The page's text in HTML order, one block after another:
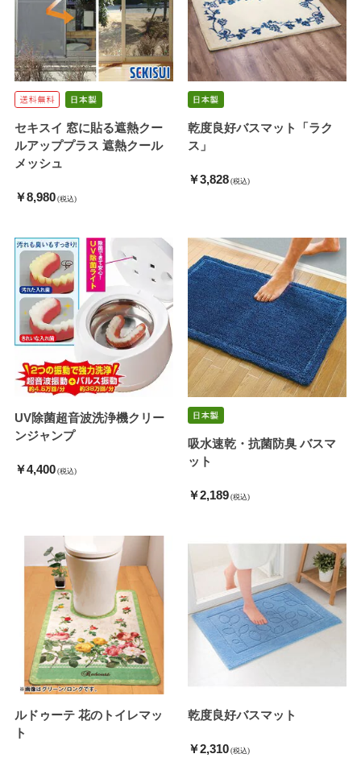
セキスイ 窓に貼る遮熱クー
ルアッププラス 遮熱クール
メッシュ
￥8,980 (税込)
乾度良好バスマット「ラク
ス」
￥3,828 (税込)
UV除菌超音波洗浄機クリー
ンジャンプ
￥4,400 (税込)
吸水速乾・抗菌防臭 バスマ
ット
￥2,189 (税込)
ルドゥーテ 花のトイレマッ
ト
乾度良好バスマット
￥2,310 (税込)